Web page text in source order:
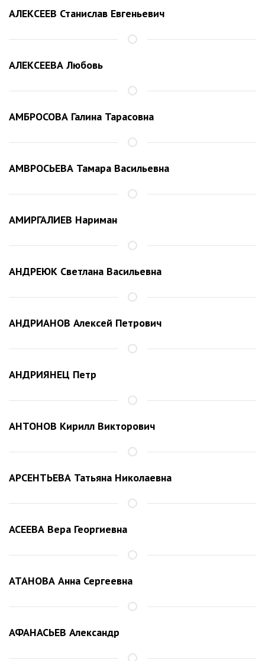
АЛЕКСЕЕВ Станислав Евгеньевич
АЛЕКСЕЕВА Любовь
АМБРОСОВА Галина Тарасовна
АМВРОСЬЕВА Тамара Васильевна
АМИРГАЛИЕВ Нариман
АНДРЕЮК Светлана Васильевна
АНДРИАНОВ Алексей Петрович
АНДРИЯНЕЦ Петр
АНТОНОВ Кирилл Викторович
АРСЕНТЬЕВА Татьяна Николаевна
АСЕЕВА Вера Георгиевна
АТАНОВА Анна Сергеевна
АФАНАСЬЕВ Александр